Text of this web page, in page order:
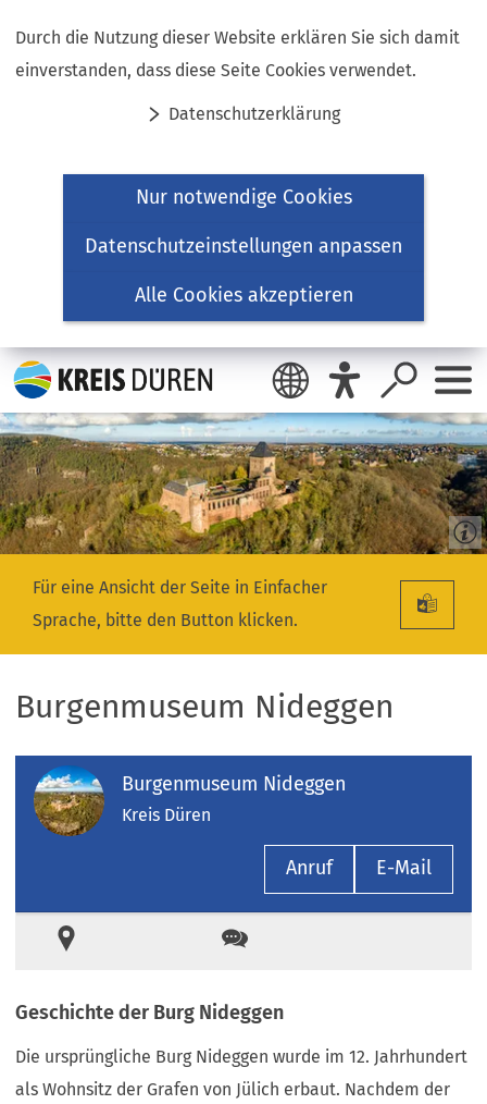
Durch die Nutzung dieser Website erklären Sie sich damit
einverstanden, dass diese Seite Cookies verwendet.
Datenschutzerklärung
Nur notwendige Cookies
Datenschutzeinstellungen anpassen
Alle Cookies akzeptieren
Inhalt anspringen
Für eine Ansicht der Seite in Einfacher
Sprache, bitte den Button klicken.
Burgenmuseum Nideggen
Burgenmuseum Nideggen
Kreis Düren
Anruf E-Mail
Kontakt
Geschichte der Burg Nideggen
Die ursprüngliche Burg Nideggen wurde im 12. Jahrhundert
als Wohnsitz der Grafen von Jülich erbaut. Nachdem der